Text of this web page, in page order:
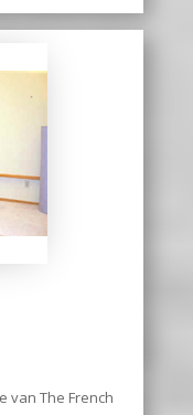
van The French